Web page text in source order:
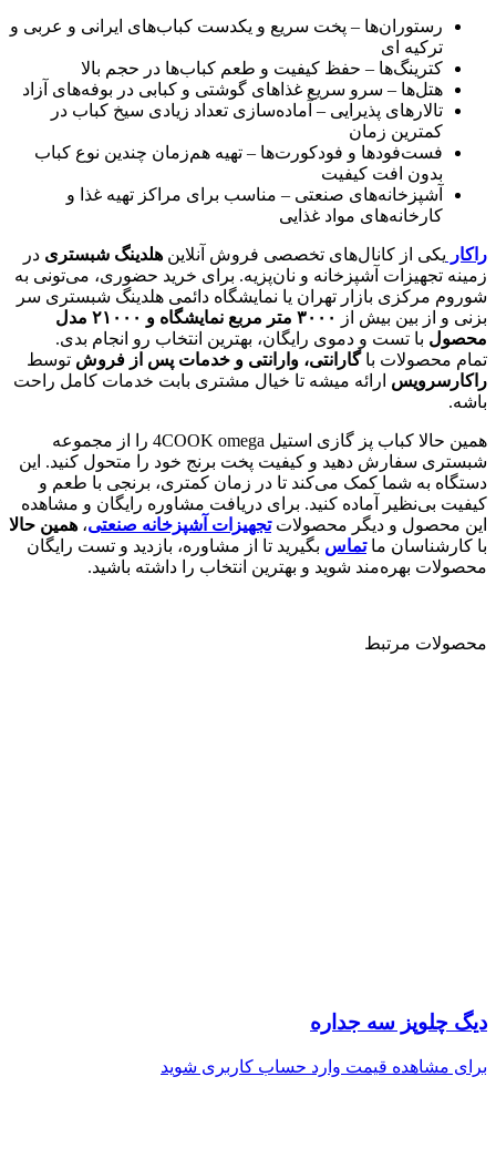
رستوران‌ها – پخت سریع و یکدست کباب‌های ایرانی و عربی و
ترکیه ای
کترینگ‌ها – حفظ کیفیت و طعم کباب‌ها در حجم بالا
هتل‌ها – سرو سریع غذاهای گوشتی و کبابی در بوفه‌های آزاد
تالارهای پذیرایی – آماده‌سازی تعداد زیادی سیخ کباب در
کمترین زمان
فست‌فودها و فودکورت‌ها – تهیه هم‌زمان چندین نوع کباب
بدون افت کیفیت
آشپزخانه‌های صنعتی – مناسب برای مراکز تهیه غذا و
کارخانه‌های مواد غذایی
راکار یکی از کانال‌های تخصصی فروش آنلاین هلدینگ شبستری در
زمینه تجهیزات آشپزخانه و نان‌پزیه. برای خرید حضوری، می‌تونی به
شوروم مرکزی بازار تهران یا نمایشگاه دائمی هلدینگ شبستری سر
بزنی و از بین بیش از
۳۰۰۰ متر مربع نمایشگاه و ۲۱۰۰۰ مدل
محصول با تست و دموی رایگان، بهترین انتخاب رو انجام بدی.
تمام محصولات باگارانتی، وارانتی و خدمات پس از فروش توسط
راکارسرویس ارائه میشه تا خیال مشتری بابت خدمات کامل راحت
باشه.
همین حالا کباب پز گازی استیل 4COOK omega را از مجموعه
شبستری سفارش دهید و کیفیت پخت برنج خود را متحول کنید. این
دستگاه به شما کمک می‌کند تا در زمان کمتری، برنجی با طعم و
کیفیت بی‌نظیر آماده کنید. برای دریافت مشاوره رایگان و مشاهده
این محصول و دیگر محصولات تجهیزات آشپزخانه صنعتی، همین حالا
با کارشناسان ماتماس بگیرید تا از مشاوره، بازدید و تست رایگان
محصولات بهره‌مند شوید و بهترین انتخاب را داشته باشید.
محصولات مرتبط
دیگ چلوپز سه جداره
برای مشاهده قیمت وارد حساب کاربری شوید